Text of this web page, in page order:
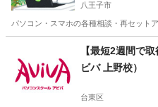
八王子市
パソコン・スマホの各種相談・再セット
その他
【最短2週間で
ビバ 上野校）
台東区